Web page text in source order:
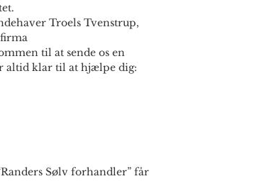
Troels Tvenstrup,
til at sende os en
altid klar til at hjælpe dig:
Sølv forhandler” får